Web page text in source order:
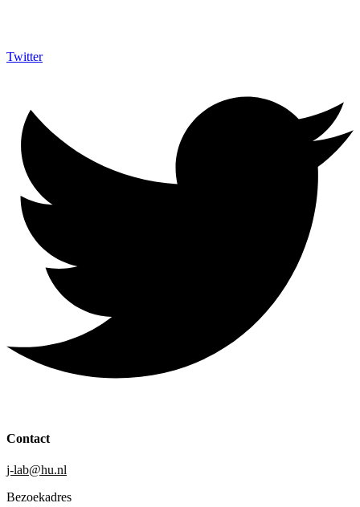
Twitter
Contact
j-lab@hu.nl
Bezoekadres